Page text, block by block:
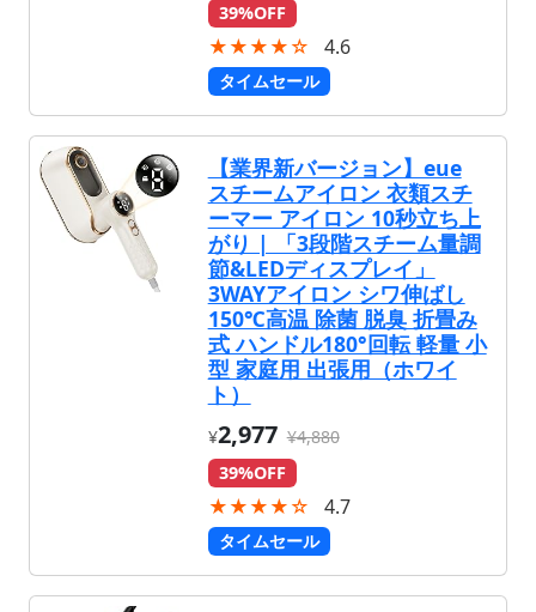
39%OFF
★★★★☆ 4.6
タイムセール
【業界新バージョン】eue
スチームアイロン 衣類スチ
ーマー アイロン 10秒立ち上
がり | 「3段階スチーム量調
節&LEDディスプレイ」
3WAYアイロン シワ伸ばし
150℃高温 除菌 脱臭 折畳み
式 ハンドル180°回転 軽量 小
型 家庭用 出張用（ホワイ
ト）
¥2,977 ¥4,880
39%OFF
★★★★☆ 4.7
タイムセール